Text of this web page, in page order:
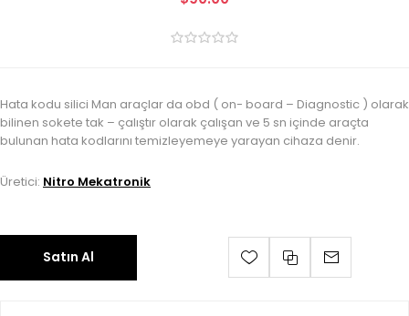
Hata kodu silici Man araçlar da obd ( on- board – Diagnostic ) olarak
bilinen sokete tak – çalıştır olarak çalışan ve 5 sn içinde araçta
bulunan hata kodlarını temizleyemeye yarayan cihaza denir.
Üretici: Nitro Mekatronik
Satın Al